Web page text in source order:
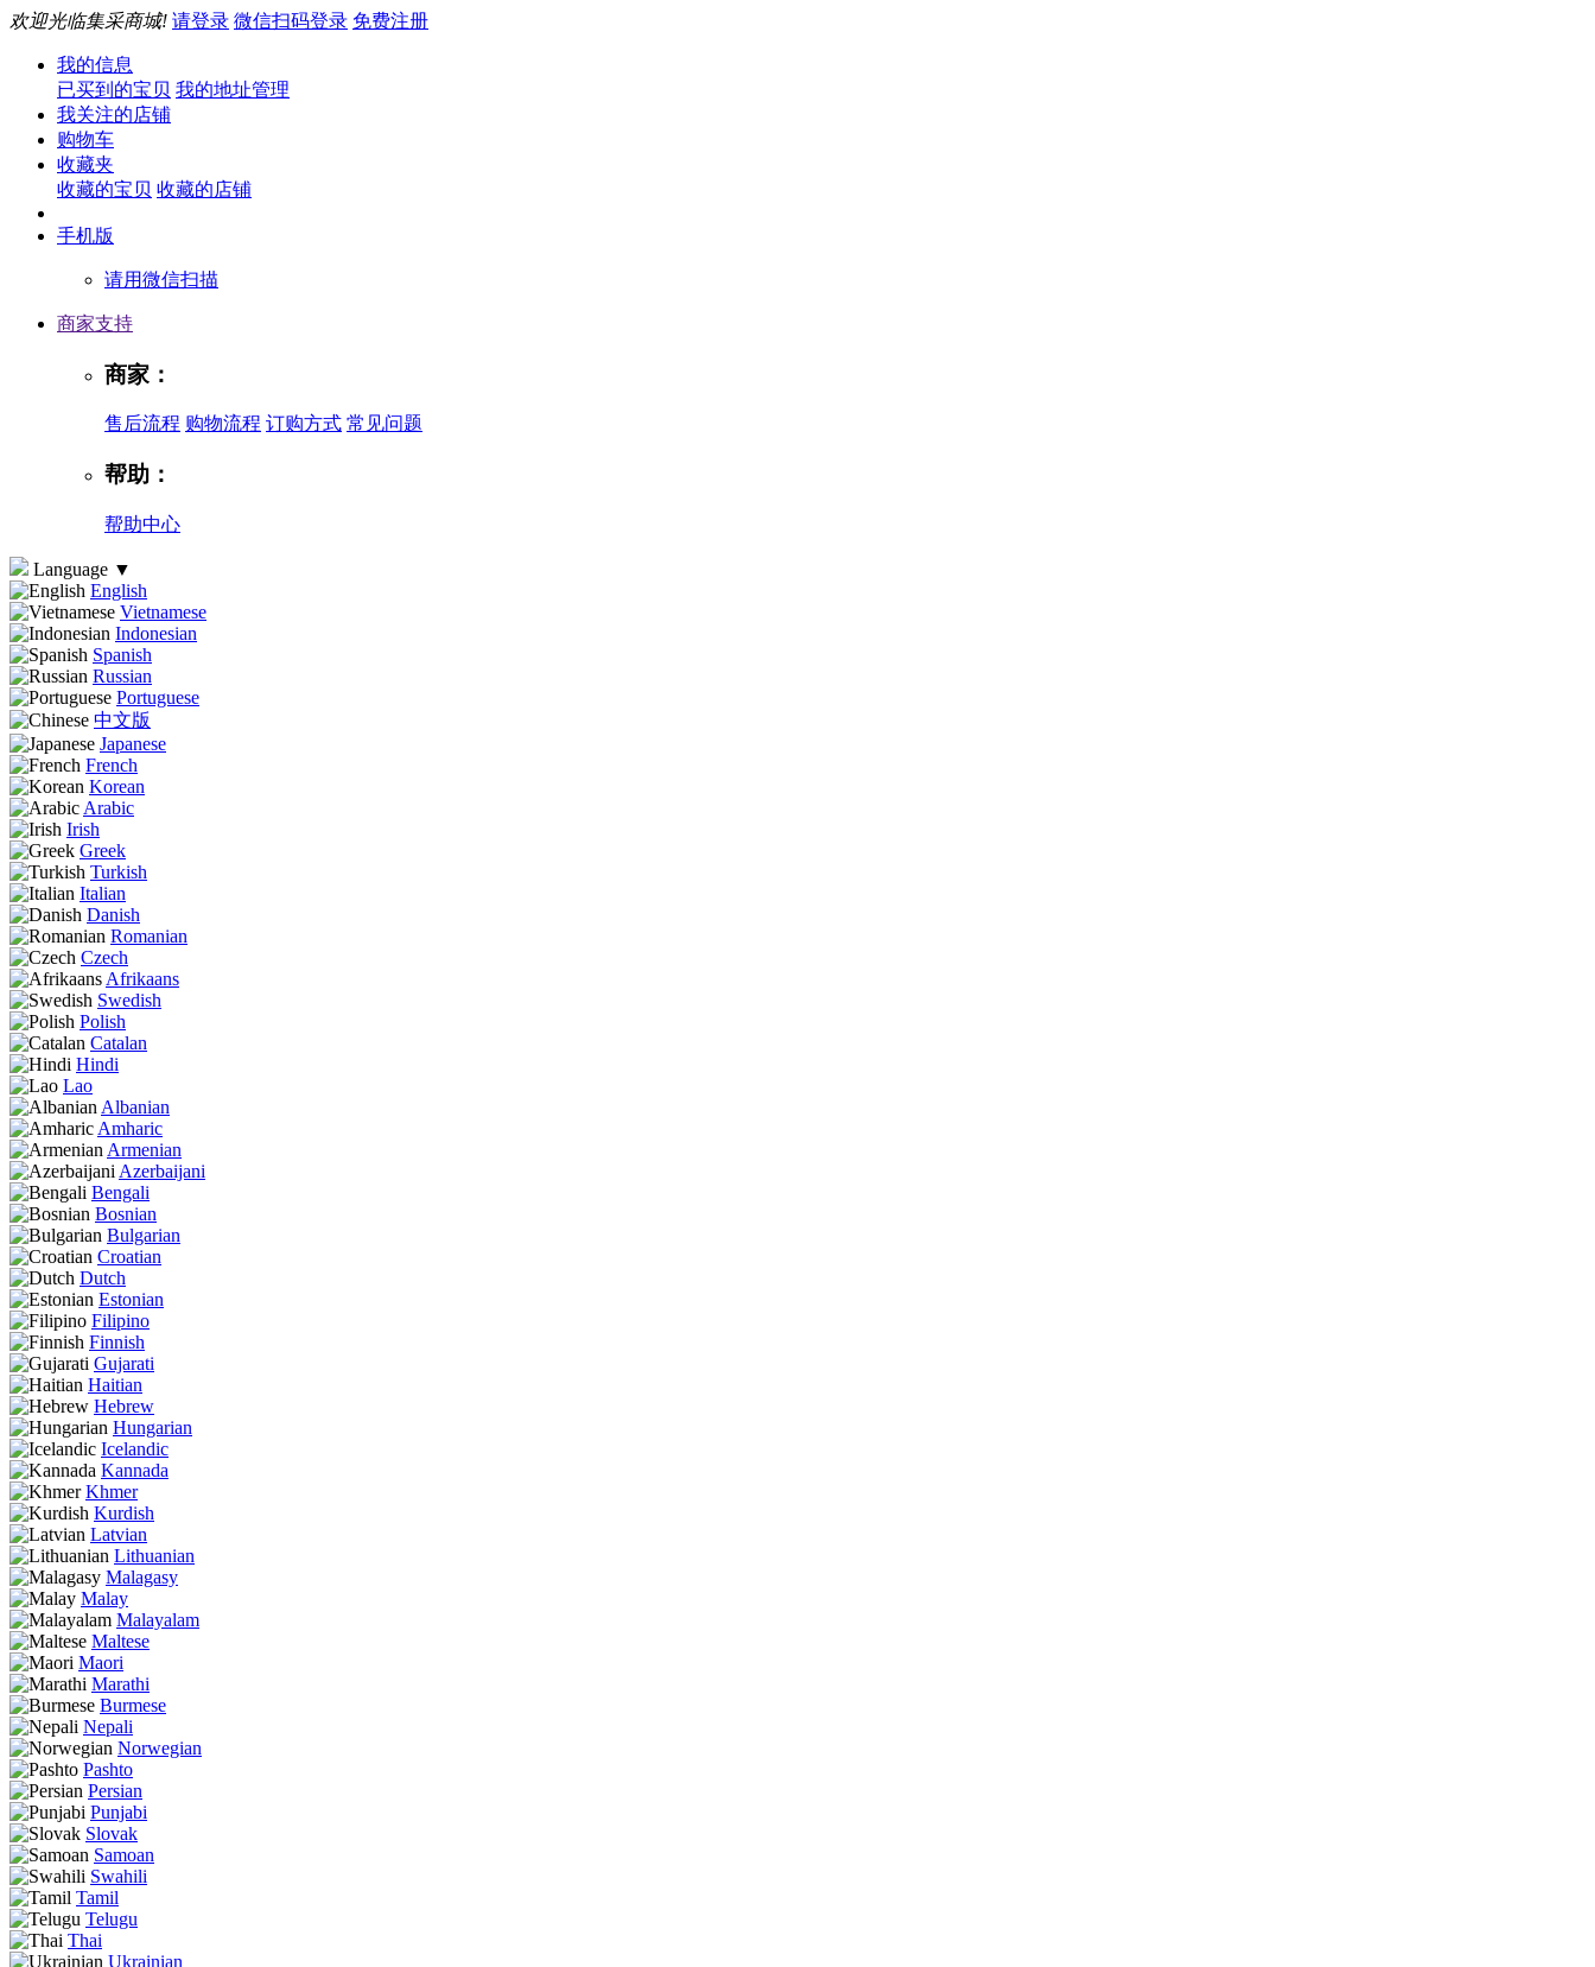
欢迎光临集采商城! 请登录 微信扫码登录 免费注册
我的信息
已买到的宝贝 我的地址管理
我关注的店铺
购物车
收藏夹
收藏的宝贝 收藏的店铺
手机版
请用微信扫描
商家支持
商家：
售后流程 购物流程 订购方式 常见问题
帮助：
帮助中心
Language ▼
English
Vietnamese
Indonesian
Spanish
Russian
Portuguese
中文版
Japanese
French
Korean
Arabic
Irish
Greek
Turkish
Italian
Danish
Romanian
Czech
Afrikaans
Swedish
Polish
Catalan
Hindi
Lao
Albanian
Amharic
Armenian
Azerbaijani
Bengali
Bosnian
Bulgarian
Croatian
Dutch
Estonian
Filipino
Finnish
Gujarati
Haitian
Hebrew
Hungarian
Icelandic
Kannada
Khmer
Kurdish
Latvian
Lithuanian
Malagasy
Malay
Malayalam
Maltese
Maori
Marathi
Burmese
Nepali
Norwegian
Pashto
Persian
Punjabi
Slovak
Samoan
Swahili
Tamil
Telugu
Thai
Ukrainian